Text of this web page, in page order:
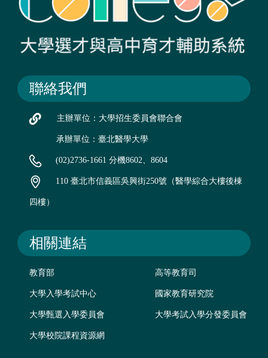
聯絡我們
主辦單位：大學招生委員會聯合會
承辦單位：臺北醫學大學
(02)2736-1661 分機8602、8604
110 臺北市信義區吳興街250號（醫學綜合大樓後棟
四樓）
相關連結
教育部 高等教育司
大學入學考試中心 國家教育研究院
大學甄選入學委員會 大學考試入學分發委員會
大學校院課程資源網